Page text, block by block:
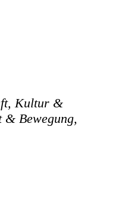
Kultur &
& Bewegung,